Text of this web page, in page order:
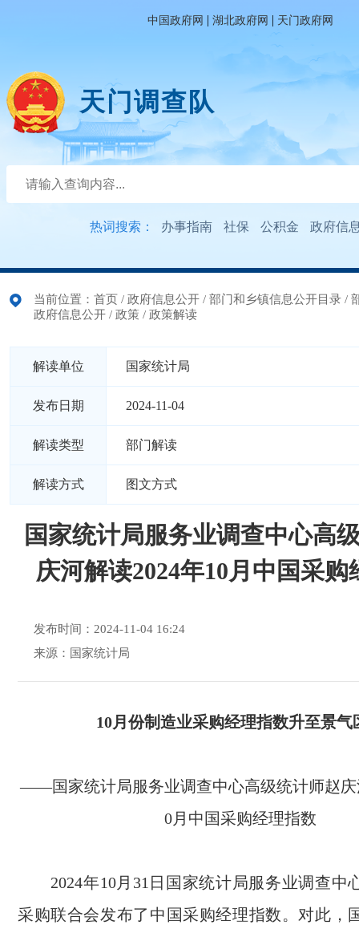
中国政府网 | 湖北政府网 | 天门政府网
天门调查队
热词搜索： 办事指南 社保 公积金 政府信
当前位置： 首页 / 政府信息公开 / 部门和乡镇信息公开目录 /
政府信息公开 / 政策 / 政策解读
解读单位 国家统计局
发布日期 2024-11-04
解读类型 部门解读
解读方式 图文方式
国家统计局服务业调查中心高
庆河解读2024年10月中国采购
发布时间：2024-11-04 16:24
来源：国家统计局
10月份制造业采购经理指数升至景气
——国家统计局服务业调查中心高级统计师赵庆
0月中国采购经理指数
2024年10月 31 日国家统计局服务业调查中
采购联合会发布了中国采购经理指数。对此，